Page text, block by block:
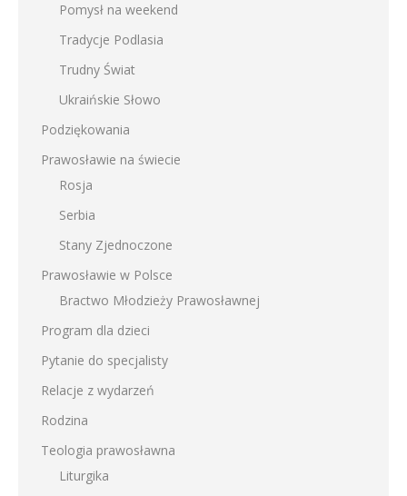
Pomysł na weekend
Tradycje Podlasia
Trudny Świat
Ukraińskie Słowo
Podziękowania
Prawosławie na świecie
Rosja
Serbia
Stany Zjednoczone
Prawosławie w Polsce
Bractwo Młodzieży Prawosławnej
Program dla dzieci
Pytanie do specjalisty
Relacje z wydarzeń
Rodzina
Teologia prawosławna
Liturgika